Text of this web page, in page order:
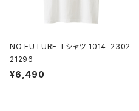
NO FUTURE Tシャツ 1014-2302
21296
¥6,490